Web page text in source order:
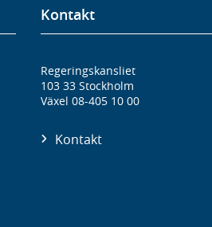
Kontakt
Regeringskansliet
103 33 Stockholm
Växel 08-405 10 00
Kontakt